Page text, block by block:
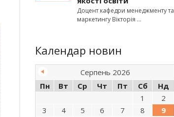
Доцент кафедри менеджменту та
маркетингу Вікторія
Календар новин
Серпень 2026
Пн
Вт Ср Чт Пт Сб
Нд
1
2
3
4 5 6 7 8
9